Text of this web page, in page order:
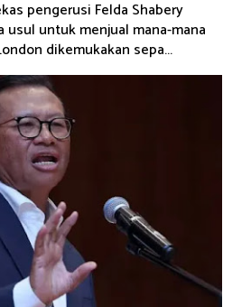
pengerusi Felda Shabery
usul untuk menjual mana-mana
dikemukakan sepa...